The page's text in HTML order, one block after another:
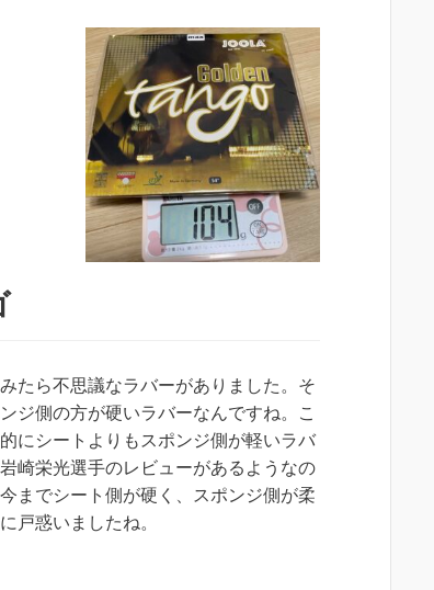
たら不思議なラバーがありました。そ
ジ側の方が硬いラバーなんですね。こ
にシートよりもスポンジ側が軽いラバ
崎栄光選手のレビューがあるようなの
までシート側が硬く、スポンジ側が柔
戸惑いましたね。